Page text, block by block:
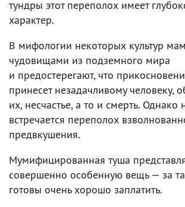
тундры этот переполох имеет
характер.
В мифологии некоторых культур
чудовищами из подземного мира
и предостерегают, что
принесет незадачливому человеку,
их, несчастье, а то и смерть.
встречается переполох
предвкушения.
Мумифицированная туша
совершенно особенную вещь — за
готовы очень хорошо заплатить.